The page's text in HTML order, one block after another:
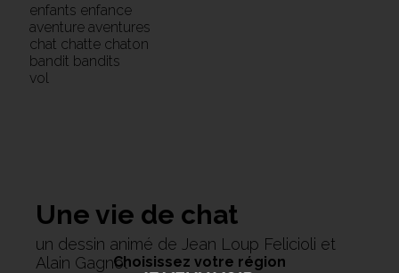
enfants enfance
aventure aventures
chat chatte chaton
bandit bandits
vol
Une vie de chat
un dessin animé de Jean Loup Felicioli et
Alain GagnolChoisissez votre région